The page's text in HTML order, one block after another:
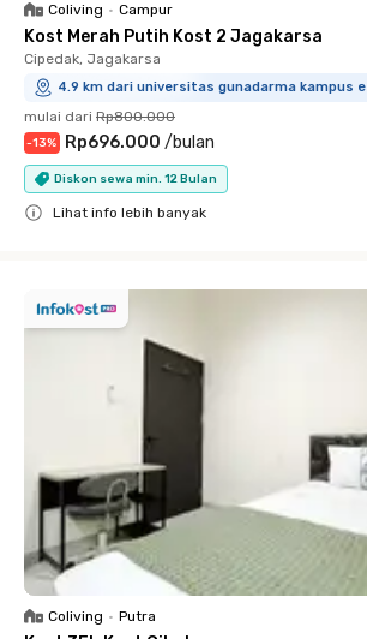
Coliving • Campur
Kost Merah Putih Kost 2 Jagakarsa
Cipedak, Jagakarsa
4.9 km dari universitas gunadarma kampus e
mulai dari Rp800.000
-13% Rp696.000 /bulan
Diskon sewa min. 12 Bulan
Lihat info lebih banyak
Coliving • Putra